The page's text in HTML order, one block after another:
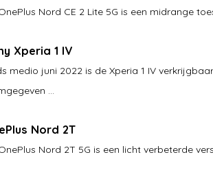
Nord CE 2 Lite 5G is een midrange
Xperia 1 IV
medio juni 2022 is de Xperia 1 IV
...
Nord 2T
Nord 2T 5G is een licht verbeterde